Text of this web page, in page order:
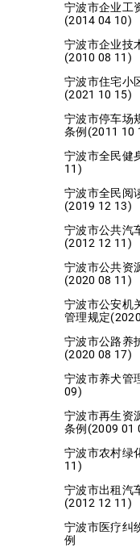
宁波市企业工
(2014 04 10)
宁波市企业技
(2010 08 11)
宁波市住宅小
(2021 10 15)
宁波市停车场
条例(2011 10
宁波市全民健
11)
宁波市全民阅
(2019 12 13)
宁波市公共汽
(2012 12 11)
宁波市公共资
(2020 08 11)
宁波市公安机
管理规定
宁波市公路养
(2020 08 17)
宁波市养犬管
09)
宁波市再生资
条例(2009 01
宁波市农村绿
11)
宁波市出租汽
(2012 12 11)
宁波市医疗纠
例